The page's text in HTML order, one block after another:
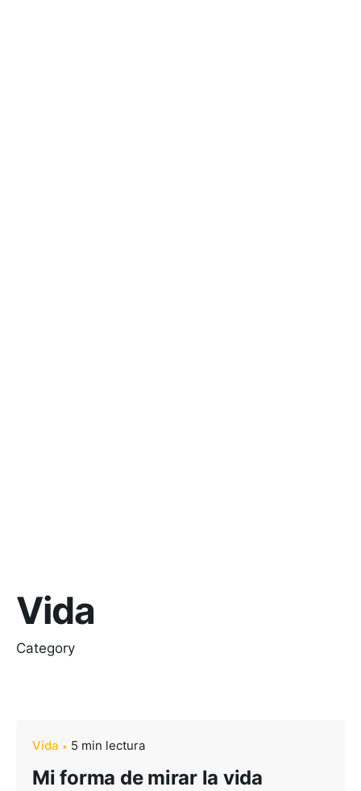
Vida
Category
Vida 5 min lectura
Mi forma de mirar la vida